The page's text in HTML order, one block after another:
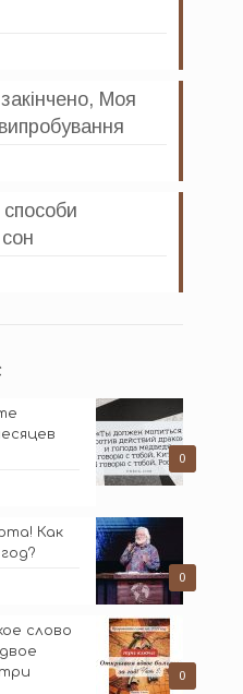
Моя
0
0
Как
0
слово